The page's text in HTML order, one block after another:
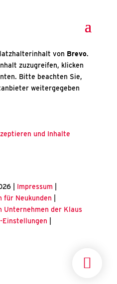
von Brevo.
zuzugreifen, klicken
Bitte beachten Sie,
weitergegeben
und Inhalte
| Impressum
für Neukunden
Unternehmen der Klaus
Einstellungen
